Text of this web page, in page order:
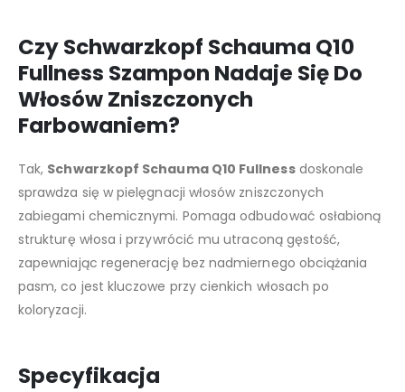
Czy Schwarzkopf Schauma Q10
Fullness Szampon Nadaje Się Do
Włosów Zniszczonych
Farbowaniem?
Tak, Schwarzkopf Schauma Q10 Fullnessdoskonale
sprawdza się w pielęgnacji włosów zniszczonych
zabiegami chemicznymi. Pomaga odbudować osłabioną
strukturę włosa i przywrócić mu utraconą gęstość,
zapewniając regenerację bez nadmiernego obciążania
pasm, co jest kluczowe przy cienkich włosach po
koloryzacji.
Specyfikacja